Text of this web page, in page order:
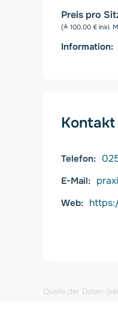
Preis pro
(≙ 100,00 € inkl.
Information
Kontakt
Telefon
E-Mail
Web
Quelle der Daten